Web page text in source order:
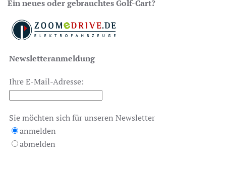
Ein neues oder gebrauchtes Golf-Cart?
Newsletteranmeldung
Ihre E-Mail-Adresse:
Sie möchten sich für unseren Newsletter
anmelden
abmelden